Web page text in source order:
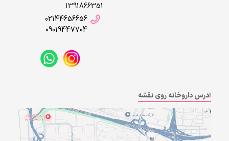
1391866351
02144656656
09019447704
آدرس داروخانه روی نقشه